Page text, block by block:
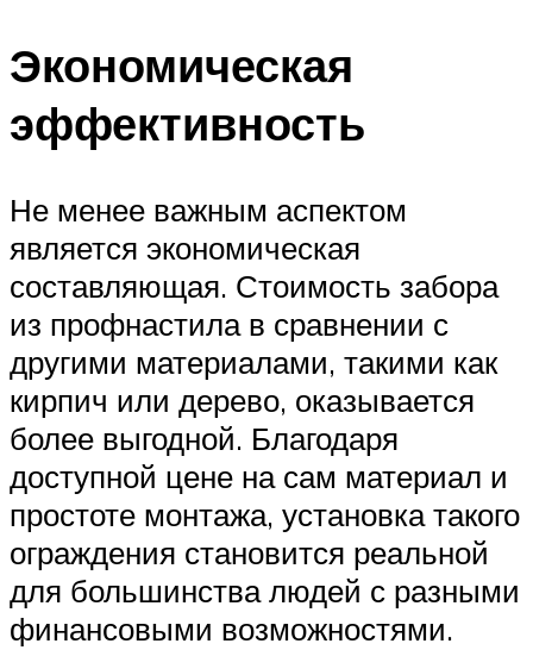
Экономическая
эффективность
Не менее важным аспектом
является экономическая
составляющая. Стоимость забора
из профнастила в сравнении с
другими материалами, такими как
кирпич или дерево, оказывается
более выгодной. Благодаря
доступной цене на сам материал и
простоте монтажа, установка такого
ограждения становится реальной
для большинства людей с разными
финансовыми возможностями.